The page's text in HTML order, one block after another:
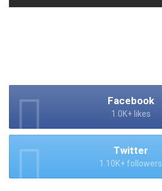
Facebook
1.0K+ likes
Twitter
1.10K+ followers